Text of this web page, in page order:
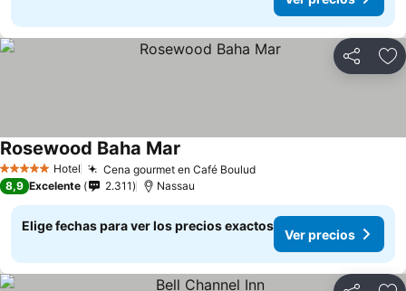
Compartir
5 Estrellas Hotel Cena gourmet en Café Boulud
Rosewood Baha Mar
8,9 Excelente 2.311 Nassau
Elige fechas para ver los precios exactos
Ver precios